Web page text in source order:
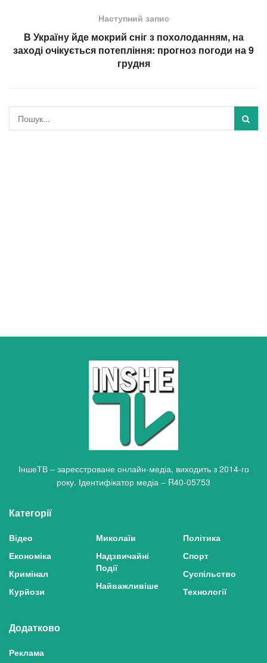
Наступний запис
В Україну йде мокрий сніг з похолоданням, на
заході очікується потепління: прогноз погоди на 9
грудня
ІншеТВ – зареєстроване онлайн-медіа, виходить з 2014-го
року. Ідентифікатор медіа – R40-05753
Категорії
Відео
Економіка
Кримінал
Курйози
Миколаїв
Надзвичайні
Події
Найважливіше
Політика
Спорт
Суспільство
Технології
Додатково
Реклама